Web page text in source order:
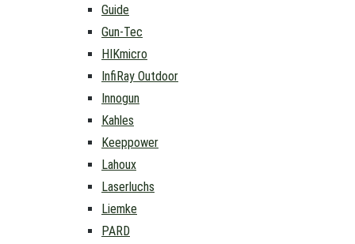
Guide
Gun-Tec
HIKmicro
InfiRay Outdoor
Innogun
Kahles
Keeppower
Lahoux
Laserluchs
Liemke
PARD